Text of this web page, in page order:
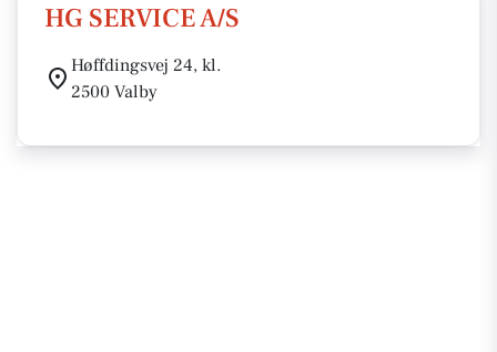
HG SERVICE A/S
Høffdingsvej 24, kl.
2500 Valby